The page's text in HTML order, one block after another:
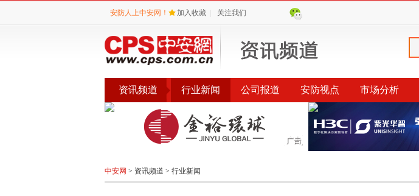
安防人上中安网！ 加入收藏 关注我们
资讯频道 行业新闻 公司报道 安防视点 市场分析
公告 评选 榜单
中安网 > 资讯频道 > 行业新闻